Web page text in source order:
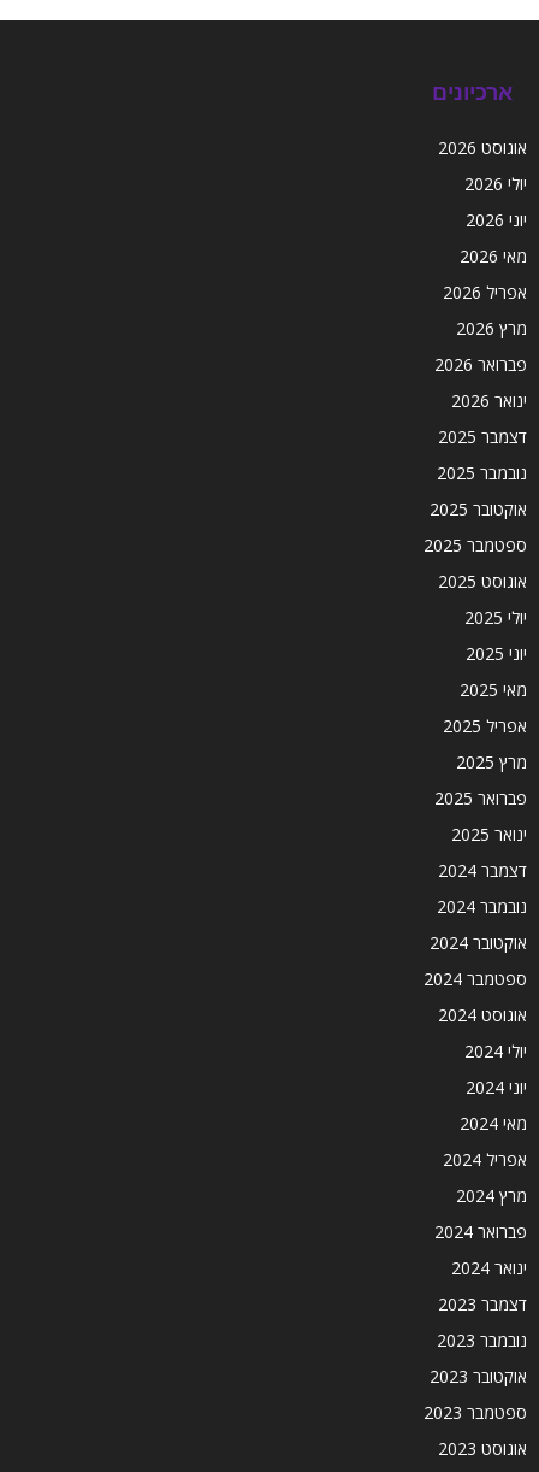
ארכיונים
אוגוסט 2026
יולי 2026
יוני 2026
מאי 2026
אפריל 2026
מרץ 2026
פברואר 2026
ינואר 2026
דצמבר 2025
נובמבר 2025
אוקטובר 2025
ספטמבר 2025
אוגוסט 2025
יולי 2025
יוני 2025
מאי 2025
אפריל 2025
מרץ 2025
פברואר 2025
ינואר 2025
דצמבר 2024
נובמבר 2024
אוקטובר 2024
ספטמבר 2024
אוגוסט 2024
יולי 2024
יוני 2024
מאי 2024
אפריל 2024
מרץ 2024
פברואר 2024
ינואר 2024
דצמבר 2023
נובמבר 2023
אוקטובר 2023
ספטמבר 2023
אוגוסט 2023